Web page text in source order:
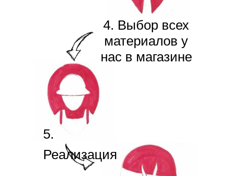
4. Выбор всех
материалов у
нас в магазине
5.
Реализация